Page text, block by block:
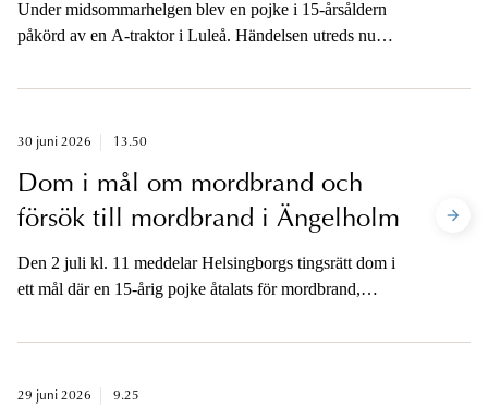
Under midsommarhelgen blev en pojke i 15-årsåldern
påkörd av en A-traktor i Luleå. Händelsen utreds nu
vållande till kroppsskada, grovt brott, i stället för
30 juni 2026 13.50
Dom i mål om mordbrand och
försök till mordbrand i Ängelholm
Den 2 juli kl. 11 meddelar Helsingborgs tingsrätt dom i
ett mål där en 15-årig pojke åtalats för mordbrand,
barnpornografibrott i Ängelholm 2025–2026.
meddelats.
29 juni 2026 9.25